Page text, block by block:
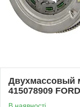
Двухмассовый
415078909
В наявності